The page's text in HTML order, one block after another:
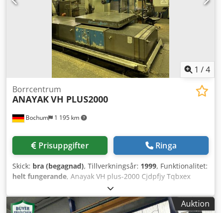
1 /4
Bochum 1 195 km
Borrcentrum
ANAYAKVH PLUS2000
Prisuppgifter Ringa
Skick: bra (begagnad), Tillverkningsår: 1999, Funktionalitet:
helt fungerande, Anayak VH plus-2000 Cjdpfjy Tqbxex
Adhjrf Tillverkningsår: 1999 Maskinnummer: M-991103
Styrsystem: Heidenhain TNC426CB Nettovikt: 24 t Rörelse
X/Y/Z: 2000/1300/1460
Auktion